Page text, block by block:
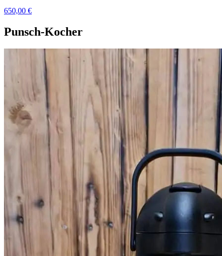
650,00 €
Punsch-Kocher